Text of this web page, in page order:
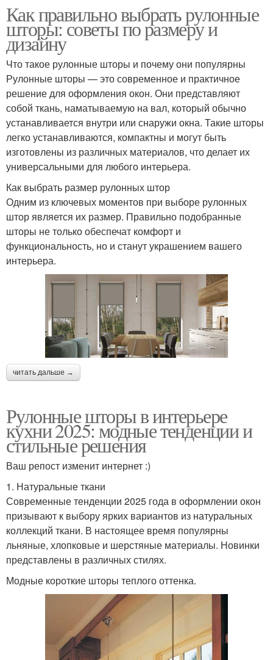
Как правильно выбрать рулонные
шторы: советы по размеру и
дизайну
Что такое рулонные шторы и почему они популярны
Рулонные шторы — это современное и практичное
решение для оформления окон. Они представляют
собой ткань, наматываемую на вал, который обычно
устанавливается внутри или снаружи окна. Такие шторы
легко устанавливаются, компактны и могут быть
изготовлены из различных материалов, что делает их
универсальными для любого интерьера.
Как выбрать размер рулонных штор
Одним из ключевых моментов при выборе рулонных
штор является их размер. Правильно подобранные
шторы не только обеспечат комфорт и
функциональность, но и станут украшением вашего
интерьера.
читать дальше →
Рулонные шторы в интерьере
кухни 2025: модные тенденции и
стильные решения
Ваш репост изменит интернет :)
1. Натуральные ткани
Современные тенденции 2025 года в оформлении окон
призывают к выбору ярких вариантов из натуральных
коллекций ткани. В настоящее время популярны
льняные, хлопковые и шерстяные материалы. Новинки
представлены в различных стилях.
Модные короткие шторы теплого оттенка.